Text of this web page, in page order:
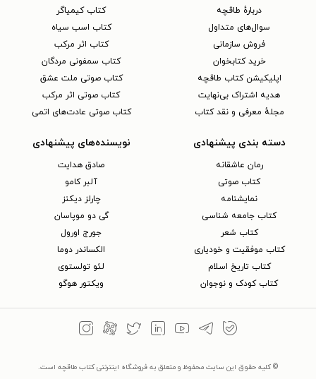
دربارهٔ طاقچه
سوال‌های متداول
فروش سازمانی
خرید کتابخوان
اپلیکیشن کتاب طاقچه
هدیه اشتراک بی‌نهایت
مجلهٔ معرفی و نقد کتاب
کتاب کیمیاگر
کتاب اسب سیاه
کتاب اثر مرکب
کتاب سمفونی مردگان
کتاب صوتی ملت عشق
کتاب صوتی اثر مرکب
کتاب صوتی عادت‌های اتمی
دسته بندی پیشنهادی
رمان عاشقانه
کتاب‌ صوتی
نمایشنامه
کتاب جامعه شناسی
کتاب شعر
کتاب موفقیت و خودیاری
کتاب تاریخ اسلام
کتاب کودک و نوجوان
نویسنده‌های پیشنهادی
صادق هدایت
آلبر کامو
چارلز دیکنز
گی دو موپاسان
جورج اورول
الکساندر دوما
لئو تولستوی
ویکتور هوگو
© کلیه حقوق این سایت محفوظ و متعلق به فروشگاه اینترنتی کتاب طاقچه است.